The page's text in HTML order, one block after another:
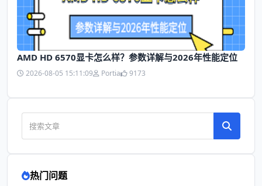
AMD HD 6570显卡怎么样？参数详解与2026年性能定位
2026-08-05 15:11:09 Portia 9173
热门问题